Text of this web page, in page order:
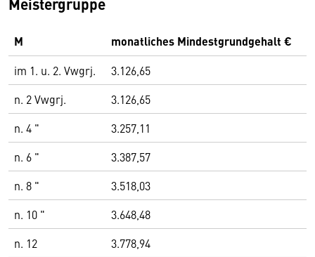
M monatliches Mindestgrundgehalt €
im 1. u. 2. Vwgrj.
3.126,65
n. 2 Vwgrj.
3.126,65
n. 4 "
3.257,11
n. 6 "
3.387,57
n. 8 "
3.518,03
n. 10 "
3.648,48
n. 12
3.778,94